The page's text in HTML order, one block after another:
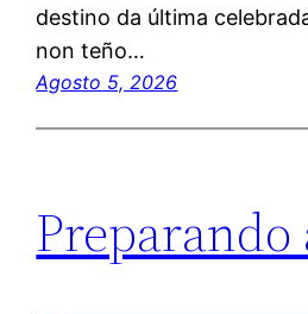
destino da última
non teño…
Agosto 5, 2026
Preparando